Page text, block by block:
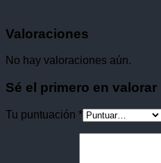
Valoraciones
No hay valoraciones aún.
Sé el primero en valorar
Tu puntuación *